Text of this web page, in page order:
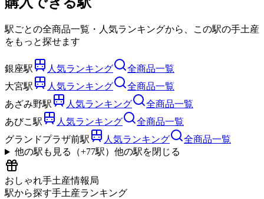
駅ごとの全商品一覧・人気ランキングから、この駅の手土産
をもっと探せます
銀座駅 人気ランキング
全商品一覧
大宮駅
人気ランキング
全商品一覧
あざみ野駅
人気ランキング
全商品一覧
あびこ駅
人気ランキング
全商品一覧
グランドプラザ前駅
人気ランキング
全商品一覧
他の駅も見る（+77駅） 他の駅を閉じる
おしゃれ手土産情報局
駅から探す手土産ランキング